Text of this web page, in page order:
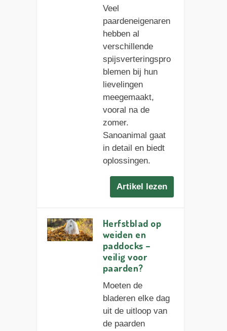
Veel
paardeneigenaren
hebben al
verschillende
spijsverteringspro
blemen bij hun
lievelingen
meegemaakt,
vooral na de
zomer.
Sanoanimal gaat
in detail en biedt
oplossingen.
Artikel lezen
Herfstblad op
weiden en
paddocks –
veilig voor
paarden?
Moeten de
bladeren elke dag
uit de uitloop van
de paarden